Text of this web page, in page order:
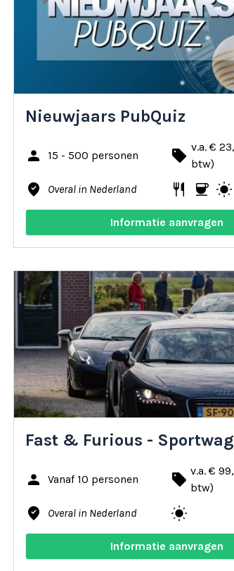
Nieuwjaars PubQuiz
person
15 - 500 personen local_offer v.a. €
btw)
where_to_vote Overal in Nederland restaurant coffee wb_sunny
Informatie aanvragen
Fast & Furious -
person
Vanaf 10 personen local_offer v.a. €
btw)
where_to_vote Overal in Nederland wb_sunny
Informatie aanvragen